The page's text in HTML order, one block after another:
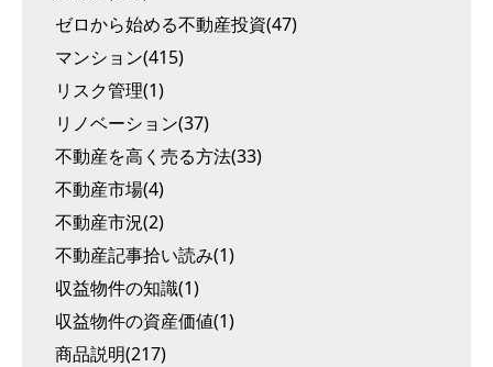
ゼロから始める不動産投資(47)
マンション(415)
リスク管理(1)
リノベーション(37)
不動産を高く売る方法(33)
不動産市場(4)
不動産市況(2)
不動産記事拾い読み(1)
収益物件の知識(1)
収益物件の資産価値(1)
商品説明(217)